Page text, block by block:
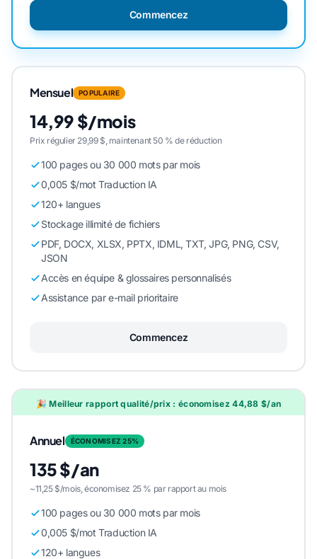
Commencez
Mensuel POPULAIRE
14,99 $/mois
Prix régulier 29,99 $, maintenant 50 % de réduction
100 pages ou 30 000 mots par mois
0,005 $/mot Traduction IA
120+ langues
Stockage illimité de fichiers
PDF, DOCX, XLSX, PPTX, IDML, TXT, JPG, PNG, CSV,
JSON
Accès en équipe & glossaires personnalisés
Assistance par e-mail prioritaire
Commencez
🎉 Meilleur rapport qualité/prix : économisez 44,88 $/an
Annuel ÉCONOMISEZ 25%
135 $/an
~11,25 $/mois, économisez 25 % par rapport au mois
100 pages ou 30 000 mots par mois
0,005 $/mot Traduction IA
120+ langues